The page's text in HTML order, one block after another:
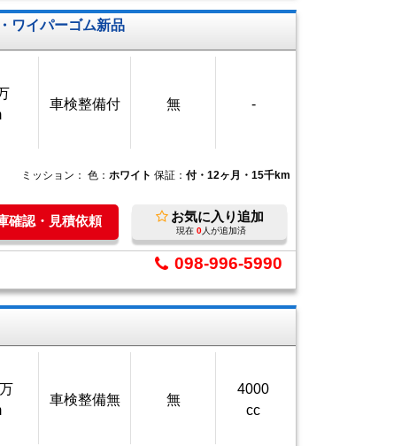
ワイパーゴム新品
車検整備付 無 -
ミッション： 色： ホワイト 保証： 付・12ヶ月・15千km
認・見積依頼 お気に入り追加
現在 0人が追加済
098-996-5990
車検整備無 無
4000
cc